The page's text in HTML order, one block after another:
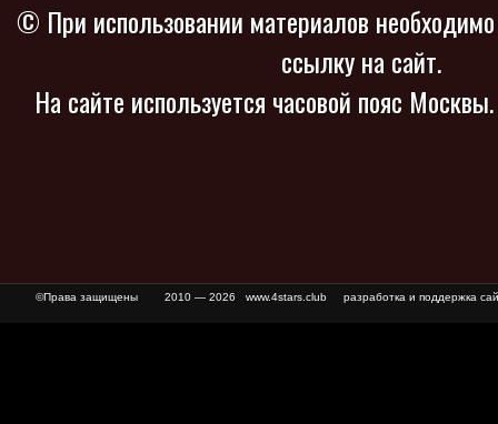
© При использовании материалов
ссылку на сайт.
На сайте используется часовой пояс
©Права защищены 2010 — 2026 www.4stars.club разработка и поддержка